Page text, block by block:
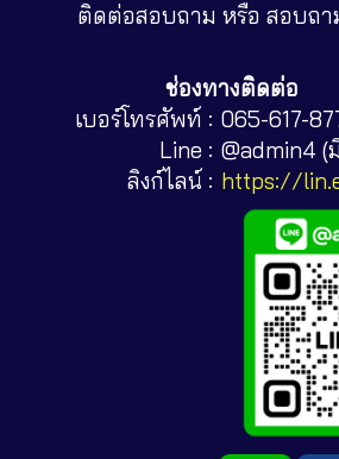
ติดต่อสอบถาม หรือ สอบถ
ช่องทางติดต่อ
เบอร์โทรศัพท์ : 065-617-
Line : @admin4 (
ลิงก์ไลน์ : https://